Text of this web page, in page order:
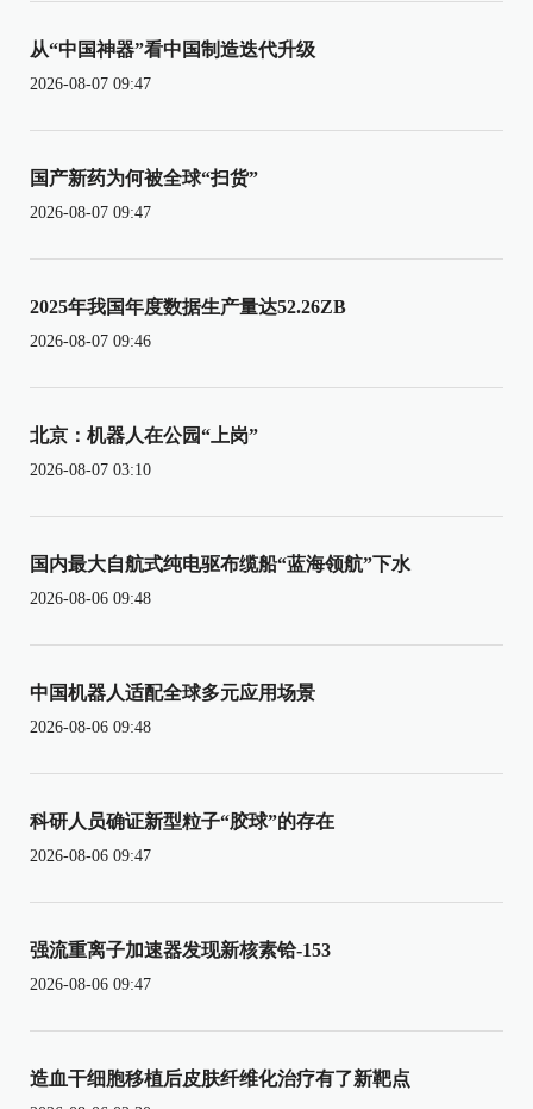
从“中国神器”看中国制造迭代升级
2026-08-07 09:47
国产新药为何被全球“扫货”
2026-08-07 09:47
2025年我国年度数据生产量达52.26ZB
2026-08-07 09:46
北京：机器人在公园“上岗”
2026-08-07 03:10
国内最大自航式纯电驱布缆船“蓝海领航”下水
2026-08-06 09:48
中国机器人适配全球多元应用场景
2026-08-06 09:48
科研人员确证新型粒子“胶球”的存在
2026-08-06 09:47
强流重离子加速器发现新核素铪-153
2026-08-06 09:47
造血干细胞移植后皮肤纤维化治疗有了新靶点